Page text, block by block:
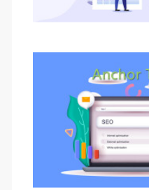
développement de...